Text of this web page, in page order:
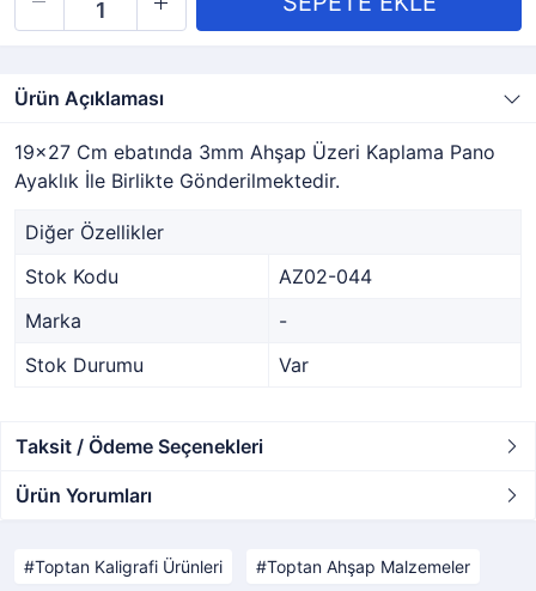
Ürün Açıklaması
19x27 Cm ebatında 3mm Ahşap Üzeri Kaplama Pano
Ayaklık İle Birlikte Gönderilmektedir.
Diğer Özellikler
Stok Kodu
AZ02-044
Marka
-
Stok Durumu
Var
Taksit / Ödeme Seçenekleri
Ürün Yorumları
Toptan Kaligrafi Ürünleri Toptan Ahşap Malzemeler